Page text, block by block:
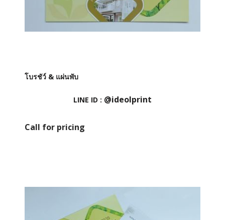
โบรชัว์ & แผ่นพับ
LINE ID : @ideolprint
Call for pricing